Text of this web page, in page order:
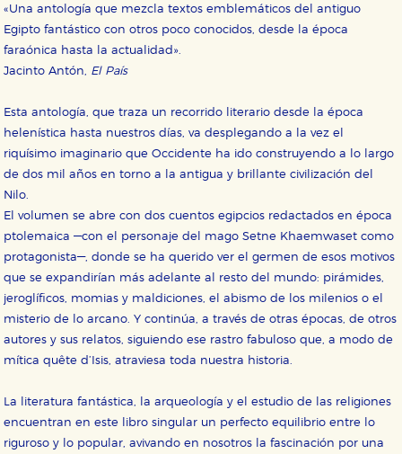
«Una antología que mezcla textos emblemáticos del antiguo
Egipto fantástico con otros poco conocidos, desde la época
faraónica hasta la actualidad».
Jacinto Antón, El País
Esta antología, que traza un recorrido literario desde la época
helenística hasta nuestros días, va desplegando a la vez el
riquísimo imaginario que Occidente ha ido construyendo a lo largo
de dos mil años en torno a la antigua y brillante civilización del
Nilo.
El volumen se abre con dos cuentos egipcios redactados en época
ptolemaica —con el personaje del mago Setne Khaemwaset como
protagonista—, donde se ha querido ver el germen de esos motivos
que se expandirían más adelante al resto del mundo: pirámides,
jeroglíficos, momias y maldiciones, el abismo de los milenios o el
misterio de lo arcano. Y continúa, a través de otras épocas, de otros
autores y sus relatos, siguiendo ese rastro fabuloso que, a modo de
mítica quête d’Isis, atraviesa toda nuestra historia.
La literatura fantástica, la arqueología y el estudio de las religiones
encuentran en este libro singular un perfecto equilibrio entre lo
riguroso y lo popular, avivando en nosotros la fascinación por una